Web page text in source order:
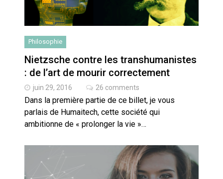
Philosophie
Nietzsche contre les transhumanistes
: de l’art de mourir correctement
juin 29, 2016 26 comments
Dans la première partie de ce billet, je vous
parlais de Humaitech, cette société qui
ambitionne de « prolonger la vie »…